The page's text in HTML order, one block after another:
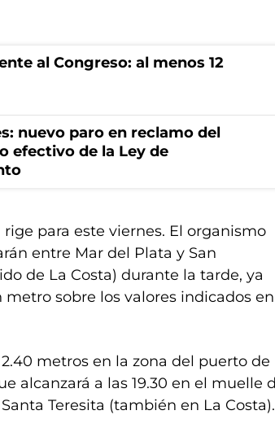
al Congreso: al menos 12
nuevo paro en reclamo del
efectivo de la Ley de
para este viernes. El organismo
entre Mar del Plata y San
de La Costa) durante la tarde, ya
metro sobre los valores indicados en
metros en la zona del puerto de
alcanzará a las 19.30 en el muelle
Teresita (también en La Costa).